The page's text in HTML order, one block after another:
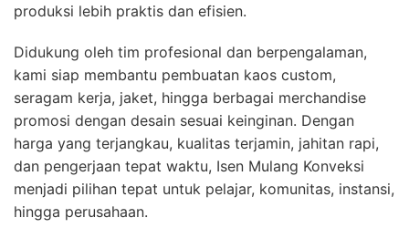
produksi lebih praktis dan efisien.
Didukung oleh tim profesional dan berpengalaman,
kami siap membantu pembuatan kaos custom,
seragam kerja, jaket, hingga berbagai merchandise
promosi dengan desain sesuai keinginan. Dengan
harga yang terjangkau, kualitas terjamin, jahitan rapi,
dan pengerjaan tepat waktu, Isen Mulang Konveksi
menjadi pilihan tepat untuk pelajar, komunitas, instansi,
hingga perusahaan.